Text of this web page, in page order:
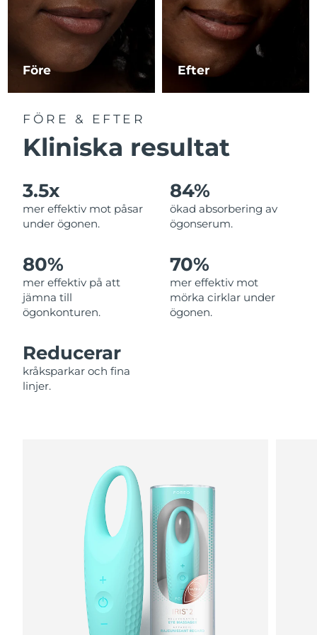
Före Efter
FÖRE & EFTER
Kliniska resultat
3.5x
mer effektiv mot påsar
under ögonen.
84%
ökad absorbering av
ögonserum.
80%
mer effektiv på att
jämna till
ögonkonturen.
70%
mer effektiv mot
mörka cirklar under
ögonen.
Reducerar
kråksparkar och fina
linjer.
Macao SAR Förväntad leverans 8/14/26
Malaysia Förväntad leverans
Mexiko
Nederländerna Förväntad leverans
Nya Zeeland Förväntad leverans
Norge Förväntad leverans
Oman Förväntad leverans8/15/26
Polen
Förväntad leverans
Förväntad leverans
Förväntad leverans
Saudiarabien Förväntad leverans
Förväntad leverans